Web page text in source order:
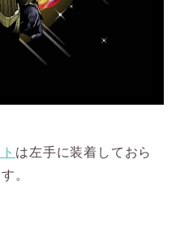
は左手に装着しておら
。